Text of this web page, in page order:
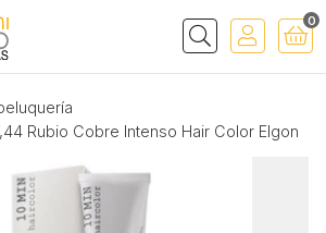
Buscar
0
Rubio Cobre Intenso Hair Color Elgon